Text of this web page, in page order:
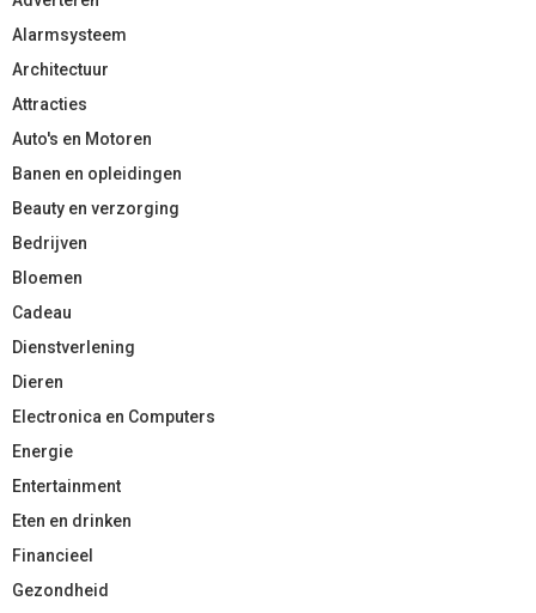
Alarmsysteem
Architectuur
Attracties
Auto's en Motoren
Banen en opleidingen
Beauty en verzorging
Bedrijven
Bloemen
Cadeau
Dienstverlening
Dieren
Electronica en Computers
Energie
Entertainment
Eten en drinken
Financieel
Gezondheid